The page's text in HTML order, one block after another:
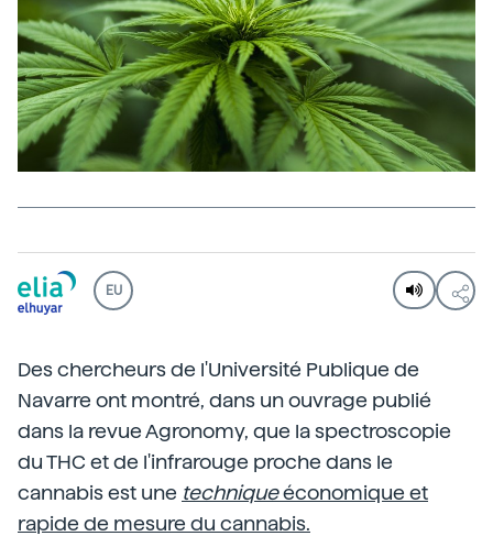
EU
Des chercheurs de l'Université Publique de
Navarre ont montré, dans un ouvrage publié
dans la revue Agronomy, que la spectroscopie
du THC et de l'infrarouge proche dans le
cannabis est une techniqueéconomique et
rapide de mesure du cannabis.